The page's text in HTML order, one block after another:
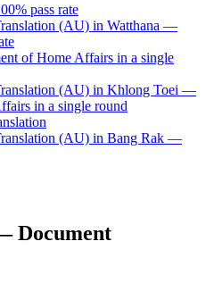
pass rate
(AU) in Watthana —
of Home Affairs in a single
(AU) in Khlong Toei —
in a single round
(AU) in Bang Rak —
Document